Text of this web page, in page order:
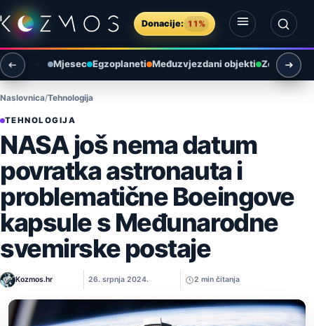
Preskoči na sadržaj
Donacije: 11%
Otvori izbornik
Otvori pretragu
Mjesec Egzoplaneti Međuzvjezdani objekti Zemlja i
Naslovnica Tehnologija
TEHNOLOGIJA
NASA još nema datum
povratka astronauta i
problematične Boeingove
kapsule s Međunarodne
svemirske postaje
Kozmos.hr 26. srpnja 2024. 2 min čitanja